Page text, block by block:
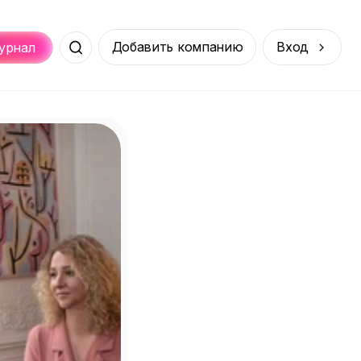
Услуги Покупки Онлайн
Места Добавить компанию Вход